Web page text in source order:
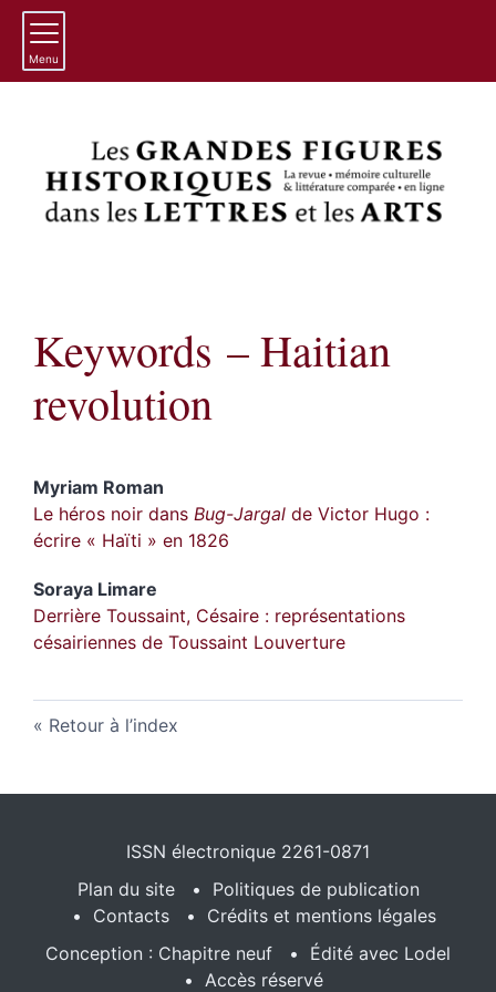
Menu
Keywords – Haitian
revolution
Myriam Roman
Le héros noir dans Bug-Jargal de Victor Hugo :
écrire « Haïti » en 1826
Soraya Limare
Derrière Toussaint, Césaire : représentations
césairiennes de Toussaint Louverture
Retour à l’index
ISSN électronique 2261-0871
Plan du site
Politiques de publication
Contacts
Crédits et mentions légales
Conception : Chapitre neuf
Édité avec Lodel
Accès réservé